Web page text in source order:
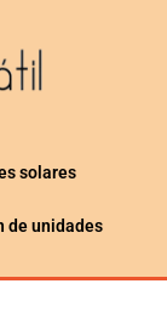
solares
de unidades